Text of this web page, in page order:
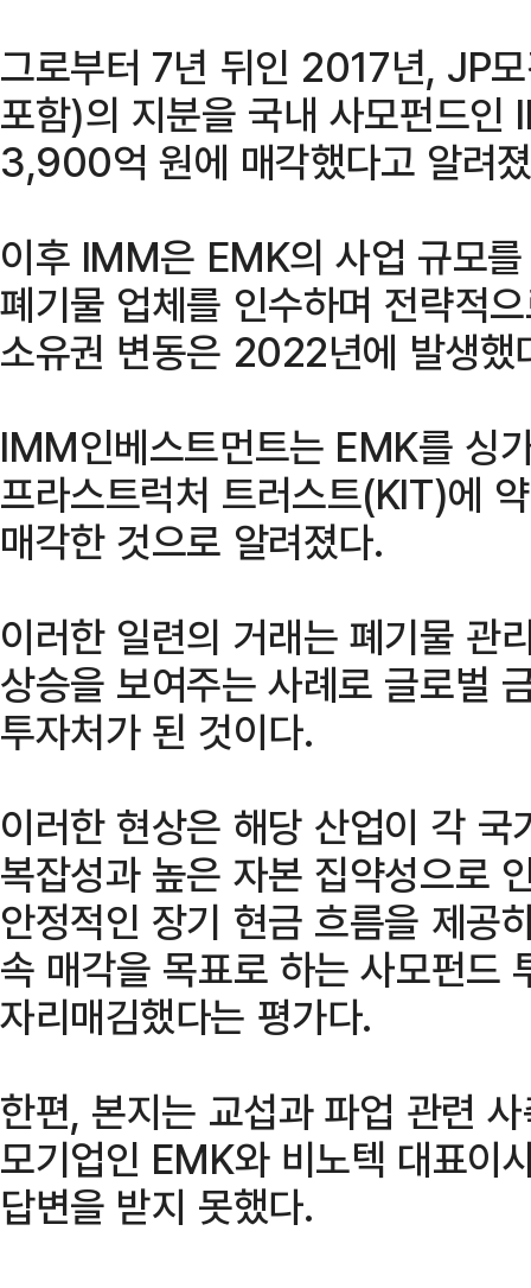
그로부터 7년 뒤인 2017년, JP
포함)의 지분을 국내 사모펀드인
3,900억 원에 매각했다고 알려
이후 IMM은 EMK의 사업 규모
폐기물 업체를 인수하며 전략적
소유권 변동은 2022년에 발생했
IMM인베스트먼트는 EMK를 싱
프라스트럭처 트러스트(KIT)에
매각한 것으로 알려졌다.
이러한 일련의 거래는 폐기물 관
상승을 보여주는 사례로 글로벌
투자처가 된 것이다.
이러한 현상은 해당 산업이 각
복잡성과 높은 자본 집약성으로
안정적인 장기 현금 흐름을 제공
속 매각을 목표로 하는 사모펀드
자리매김했다는 평가다.
한편, 본지는 교섭과 파업 관련
모기업인 EMK와 비노텍 대표이
답변을 받지 못했다.